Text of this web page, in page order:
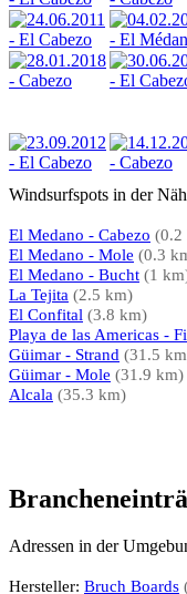
Windsurfspots in der
El Medano - Cabezo (0.2
El Medano - Mole (0.3
El Medano - Bucht (1
La Tejita (2.5 km)
El Confital (3.8 km)
Playa de las Americas -
Güimar - Strand (31.5
Güimar - Mole (31.9 km)
Alcala (35.3 km)
Adressen in der
Hersteller: Bruch Boards